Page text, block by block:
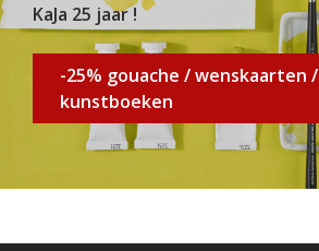
KaJa 25 jaar !
-25% gouache / wenskaarten /
kunstboeken